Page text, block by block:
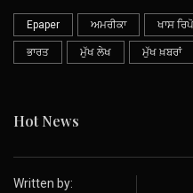
Epaper ਅਮਰੀਕਾ ਖਾਸ
ਭਾਰਤ ਮੁੱਖ ਲੇਖ ਮੁੱਖ ਖ਼ਬਰਾਂ
Hot News
Written by: